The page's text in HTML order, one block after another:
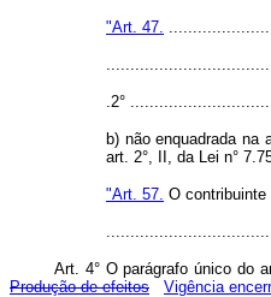
"Art. 47.
.2°
b) não enquadrada
art. 2°, II, da Lei n°
"Art. 57. O
Art. 4° O parágrafo único do
Produção de efeitos
Vigência